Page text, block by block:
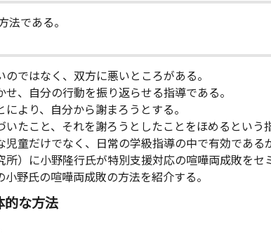
法である。
ではなく、双方に悪いところがある。
、自分の行動を振り返らせる指導である。
より、自分から謝まろうとする。
たこと、それを謝ろうとしたことをほめるという
児童だけでなく、日常の学級指導の中で有効である
所）に小野隆行氏が特別支援対応の喧嘩両成敗をセ
野氏の喧嘩両成敗の方法を紹介する。
的な方法